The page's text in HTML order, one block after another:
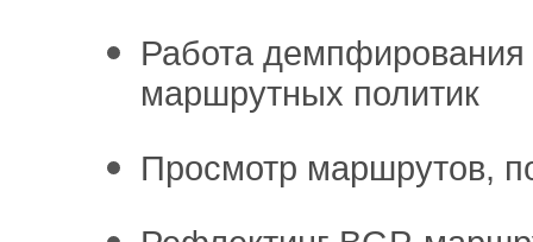
Работа
маршрутных политик
Просмотр маршрутов,